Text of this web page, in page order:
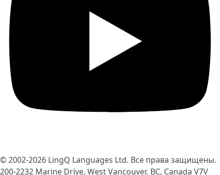
© 2002-2026 LingQ Languages Ltd. Все права защищены.
200-2232 Marine Drive, West Vancouver, BC, Canada V7V